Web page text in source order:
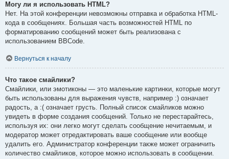
Могу ли я использовать HTML?
Нет. На этой конференции невозможны отправка и обработка HTML-
кода в сообщениях. Большая часть возможностей HTML по
форматированию сообщений может быть реализована с
использованием BBCode.
Вернуться к началу
Что такое смайлики?
Смайлики, или эмотиконы — это маленькие картинки, которые могут
быть использованы для выражения чувств, например :) означает
радость, а :( означает грусть. Полный список смайликов можно
увидеть в форме создания сообщений. Только не перестарайтесь,
используя их: они легко могут сделать сообщение нечитаемым, и
модератор может отредактировать ваше сообщение или вообще
удалить его. Администратор конференции также может ограничить
количество смайликов, которое можно использовать в сообщении.